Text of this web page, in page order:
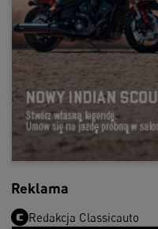
Reklama
Redakcja Classicauto